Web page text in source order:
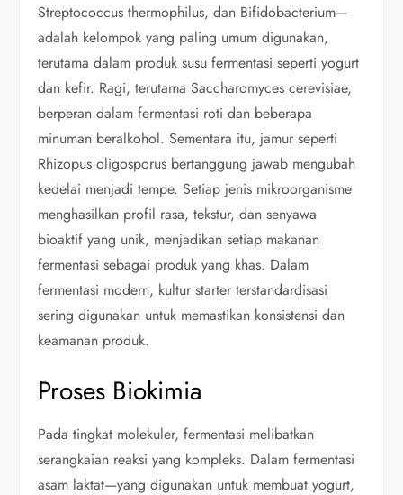
Streptococcus thermophilus, dan Bifidobacterium—
adalah kelompok yang paling umum digunakan,
terutama dalam produk susu fermentasi seperti yogurt
dan kefir. Ragi, terutama Saccharomyces cerevisiae,
berperan dalam fermentasi roti dan beberapa
minuman beralkohol. Sementara itu, jamur seperti
Rhizopus oligosporus bertanggung jawab mengubah
kedelai menjadi tempe. Setiap jenis mikroorganisme
menghasilkan profil rasa, tekstur, dan senyawa
bioaktif yang unik, menjadikan setiap makanan
fermentasi sebagai produk yang khas. Dalam
fermentasi modern, kultur starter terstandardisasi
sering digunakan untuk memastikan konsistensi dan
keamanan produk.
Proses Biokimia
Pada tingkat molekuler, fermentasi melibatkan
serangkaian reaksi yang kompleks. Dalam fermentasi
asam laktat—yang digunakan untuk membuat yogurt,